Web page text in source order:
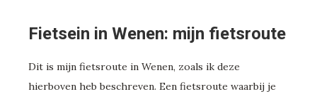
Fietsein in Wenen: mijn fietsroute
Dit is mijn fietsroute in Wenen, zoals ik deze
hierboven heb beschreven. Een fietsroute waarbij je